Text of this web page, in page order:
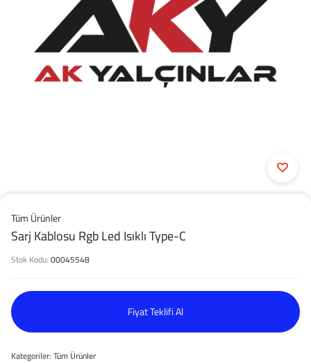
Tüm Ürünler
Sarj Kablosu Rgb Led Isıklı Type-C
Stok Kodu: 00045548
Fiyat Teklifi Al
Kategoriler: Tüm Ürünler